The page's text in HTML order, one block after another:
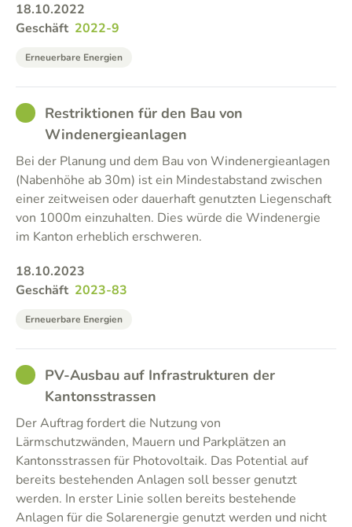
18.10.2022
Geschäft 2022-9
Erneuerbare Energien
GOODRestriktionen für den Bau von
Windenergieanlagen
Bei der Planung und dem Bau von Windenergieanlagen
(Nabenhöhe ab 30m) ist ein Mindestabstand zwischen
einer zeitweisen oder dauerhaft genutzten Liegenschaft
von 1000m einzuhalten. Dies würde die Windenergie
im Kanton erheblich erschweren.
18.10.2023
Geschäft 2023-83
Erneuerbare Energien
GOODPV-Ausbau auf Infrastrukturen der
Kantonsstrassen
Der Auftrag fordert die Nutzung von
Lärmschutzwänden, Mauern und Parkplätzen an
Kantonsstrassen für Photovoltaik. Das Potential auf
bereits bestehenden Anlagen soll besser genutzt
werden. In erster Linie sollen bereits bestehende
Anlagen für die Solarenergie genutzt werden und nicht